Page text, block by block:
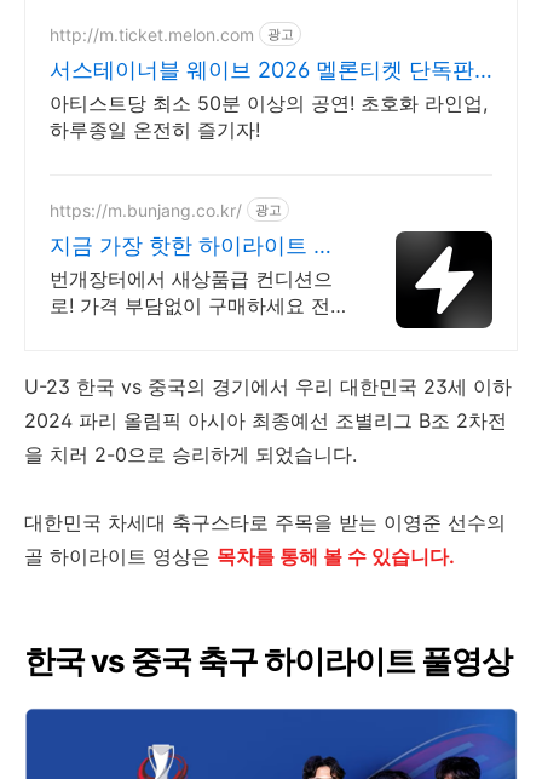
http://m.ticket.melon.com 광고
서스테이너블 웨이브 2026 멜론티켓 단독판
매
아티스트당 최소 50분 이상의 공연! 초호화 라인업,
하루종일 온전히 즐기자!
https://m.bunjang.co.kr/ 광고
지금 가장 핫한 하이라이트 국
내 최대 브랜드 중고거래
번개장터에서 새상품급 컨디션으
로! 가격 부담없이 구매하세요 전
품 업로드
U-23 한국 vs 중국의 경기에서 우리 대한민국 23세 이하
2024 파리 올림픽 아시아 최종예선 조별리그 B조 2차전
을 치러 2-0으로 승리하게 되었습니다.
대한민국 차세대 축구스타로 주목을 받는 이영준 선수의
골 하이라이트 영상은 목차를 통해 볼 수 있습니다.
한국 vs 중국 축구 하이라이트 풀영상